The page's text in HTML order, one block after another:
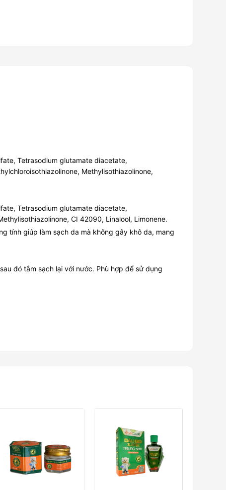
Tetrasodium glutamate diacetate,
Methylisothiazolinone,
Tetrasodium glutamate diacetate,
CI 42090, Linalool, Limonene.
tính giúp làm sạch da mà không gây khô da, mang
đó tắm sạch lại với nước. Phù hợp để sử dụng